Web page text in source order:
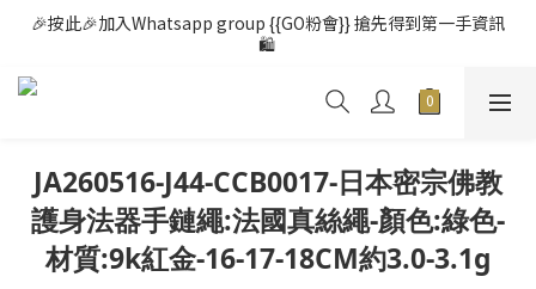
🎉按此🎉加入Whatsapp group {{GO粉會}} 搶先得到第一手資訊
🛍️
JA260516-J44-CCB0017-日本密宗佛教
護身法器手鏈繩:法國真絲繩-顏色:綠色-
材質:9k紅金-16-17-18CM約3.0-3.1g